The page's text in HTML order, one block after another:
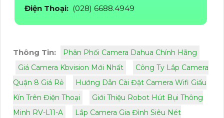
Điện Thoại: (028) 6688.4949
Thông Tin:
Phân Phối Camera Dahua Chính Hãng
Giá Camera Kbvision Mới Nhất
Công Ty Lắp Camera
Quận 8 Giá Rẻ
Hướng Dẫn Cài Đặt Camera Wifi Giấu
Kín Trên Điện Thoại
Giới Thiệu Robot Hút Bụi Thông
Minh RV-L11-A
Lắp Camera Gia Đình Siêu Nét